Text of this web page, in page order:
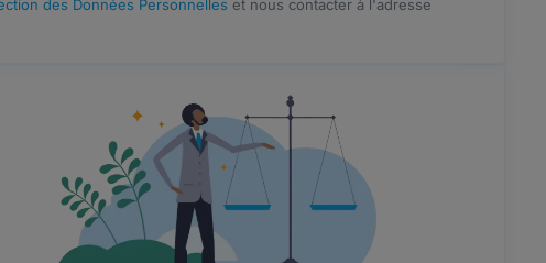
des Données Personnelles et nous contacter à l'adresse